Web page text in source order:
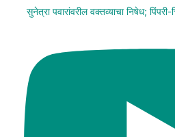
सुनेत्रा पवारांवरील वक्तव्याचा निषेध;